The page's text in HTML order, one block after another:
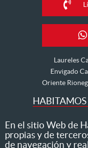
Laureles
Envigado
Oriente
Nos dedicamos al
En el sitio Web de
propias y de
de navegación y